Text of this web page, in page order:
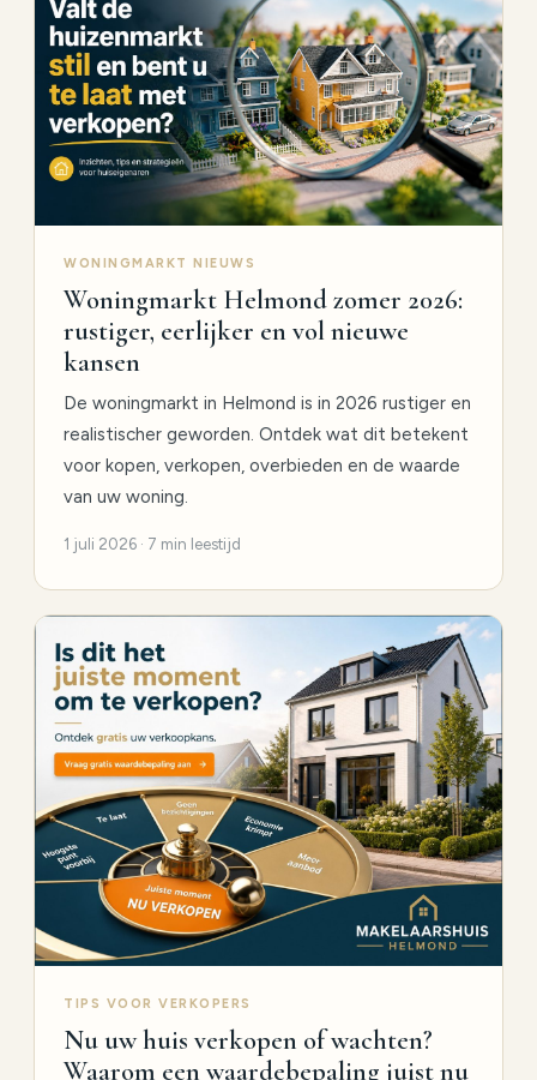
WONINGMARKT NIEUWS
Woningmarkt Helmond zomer 2026:
rustiger, eerlijker en vol nieuwe
kansen
De woningmarkt in Helmond is in 2026 rustiger en
realistischer geworden. Ontdek wat dit betekent
voor kopen, verkopen, overbieden en de waarde
van uw woning.
1 juli 2026 · 7 min leestijd
TIPS VOOR VERKOPERS
Nu uw huis verkopen of wachten?
Waarom een waardebepaling juist nu